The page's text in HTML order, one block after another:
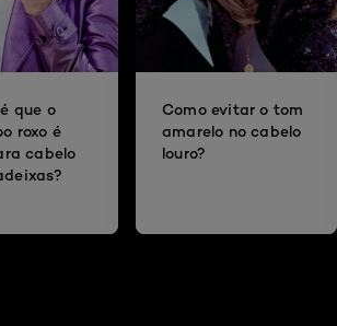
que o
roxo é
cabelo
Como evitar o tom
amarelo no cabelo
louro?